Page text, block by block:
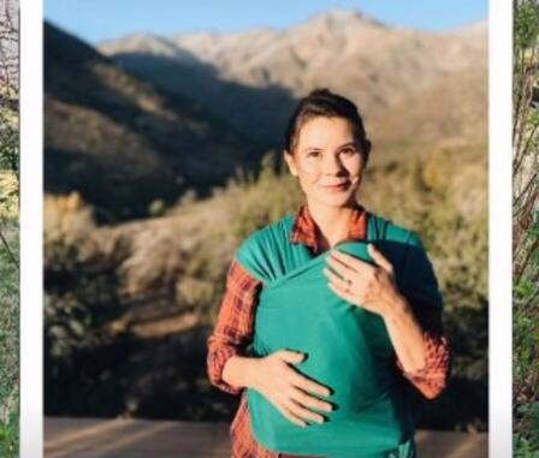
View this post on Instagram